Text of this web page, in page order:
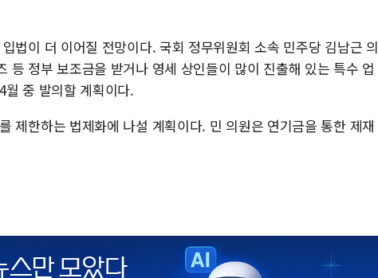
법이 더 이어질 전망이다. 국회 정무위원회 소속 민주당 김남근 의
등 정부 보조금을 받거나 영세 상인들이 많이 진출해 있는 특수 업
중 발의할 계획이다.
제한하는 법제화에 나설 계획이다. 민 의원은 연기금을 통한 제재